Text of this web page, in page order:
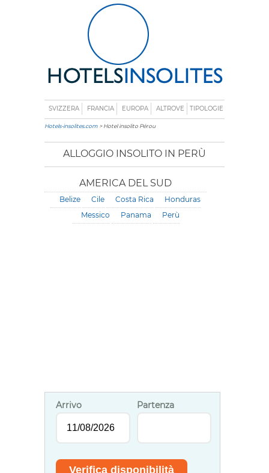
SVIZZERA FRANCIA EUROPA ALTROVE TIPOLOGIE
Hotels-insolites.com > Hotel insolito Pérou
ALLOGGIO INSOLITO IN PERÙ
AMERICA DEL SUD
Belize Cile Costa Rica
Honduras
Messico
Panama Perù
Arrivo Partenza